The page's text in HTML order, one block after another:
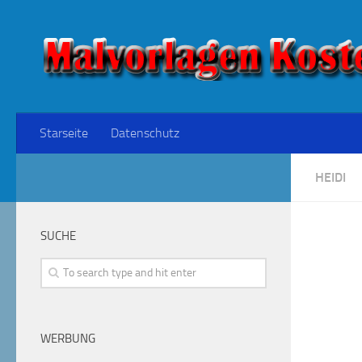
Starseite Datenschutz
HEIDI
SUCHE
WERBUNG